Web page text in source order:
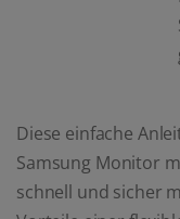
Diese einfache
Samsung Monitor
schnell und sicher